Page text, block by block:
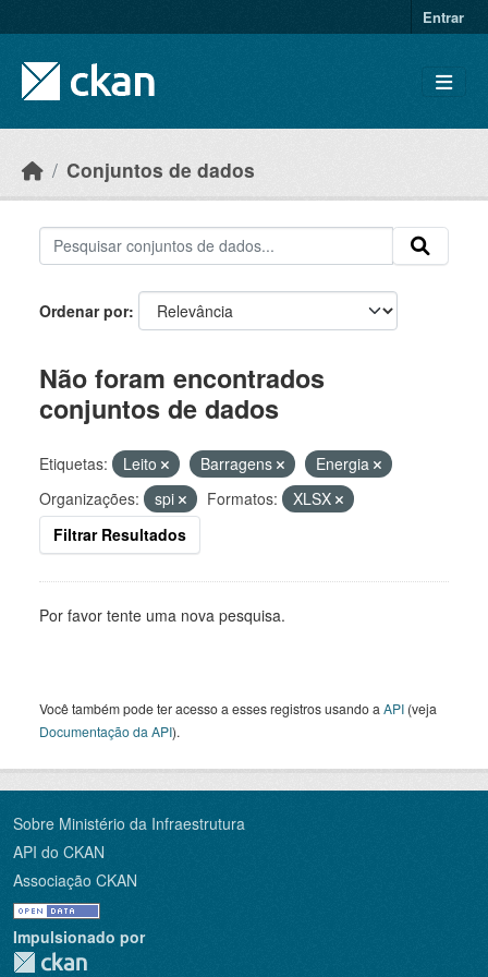
Entrar
Conjuntos de dados
Ordenar por
Não foram encontrados
conjuntos de dados
Etiquetas: Leito Barragens
Energia
Organizações:
spi Formatos:
XLSX
Filtrar Resultados
Por favor tente uma nova pesquisa.
Você também pode ter acesso a esses registros usando a API (veja
Documentação da API).
Sobre Ministério da Infraestrutura
API do CKAN
Associação CKAN
Impulsionado por